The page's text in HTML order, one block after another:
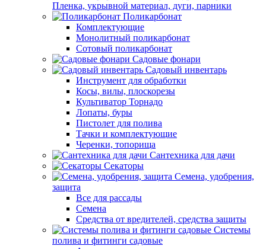
Пленка, укрывной материал, дуги, парники
Поликарбонат
Комплектующие
Монолитный поликарбонат
Сотовый поликарбонат
Садовые фонари
Садовый инвентарь
Инструмент для обработки
Косы, вилы, плоскорезы
Культиватор Торнадо
Лопаты, буры
Пистолет для полива
Тачки и комплектующие
Черенки, топорища
Сантехника для дачи
Секаторы
Семена, удобрения,
защита
Все для рассады
Семена
Средства от вредителей, средства защиты
Системы
полива и фитинги садовые